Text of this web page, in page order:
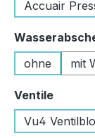
Accuair
ohne
mit
Ventile
Vu4